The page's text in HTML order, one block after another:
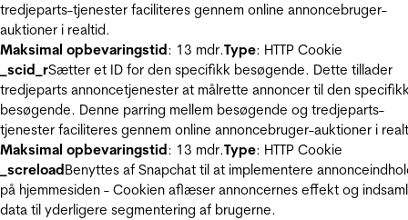
tredjeparts-tjenester faciliteres gennem online annoncebruger-
auktioner i realtid.
Maksimal opbevaringstid: 13 mdr.Type: HTTP Cookie
_scid_rSætter et ID for den specifikk besøgende. Dette tillader
tredjeparts annoncetjenester at målrette annoncer til den
besøgende. Denne parring mellem besøgende og tredjeparts-
tjenester faciliteres gennem online annoncebruger-auktioner i
Maksimal opbevaringstid: 13 mdr.Type: HTTP Cookie
_screloadBenyttes af Snapchat til at implementere
på hjemmesiden - Cookien aflæser annoncernes effekt og
data til yderligere segmentering af brugerne.